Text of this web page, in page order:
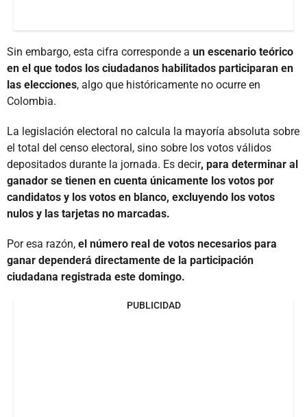
Sin embargo, esta cifra corresponde a un escenario teórico
en el que todos los ciudadanos habilitados participaran en
las elecciones, algo que históricamente no ocurre en
Colombia.
La legislación electoral no calcula la mayoría absoluta sobre
el total del censo electoral, sino sobre los votos válidos
depositados durante la jornada. Es decir, para determinar al
ganador se tienen en cuenta únicamente los votos por
candidatos y los votos en blanco, excluyendo los votos
nulos y las tarjetas no marcadas.
Por esa razón, el número real de votos necesarios para
ganar dependerá directamente de la participación
ciudadana registrada este domingo.
PUBLICIDAD